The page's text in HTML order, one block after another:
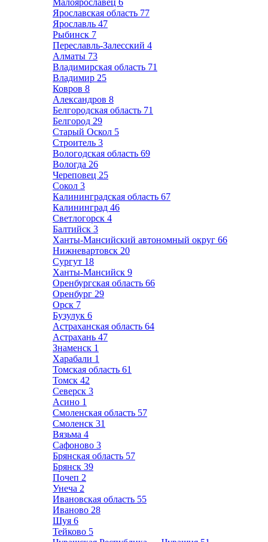
Малоярославец 6
Ярославская область 77
Ярославль 47
Рыбинск 7
Переславль-Залесский 4
Алматы 73
Владимирская область 71
Владимир 25
Ковров 8
Александров 8
Белгородская область 71
Белгород 29
Старый Оскол 5
Строитель 3
Вологодская область 69
Вологда 26
Череповец 25
Сокол 3
Калининградская область 67
Калининград 46
Светлогорск 4
Балтийск 3
Ханты-Мансийский автономный округ 66
Нижневартовск 20
Сургут 18
Ханты-Мансийск 9
Оренбургская область 66
Оренбург 29
Орск 7
Бузулук 6
Астраханская область 64
Астрахань 47
Знаменск 1
Харабали 1
Томская область 61
Томск 42
Северск 3
Асино 1
Смоленская область 57
Смоленск 31
Вязьма 4
Сафоново 3
Брянская область 57
Брянск 39
Почеп 2
Унеча 2
Ивановская область 55
Иваново 28
Шуя 6
Тейково 5